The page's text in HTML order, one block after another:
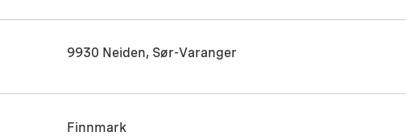
9930 Neiden, Sør-Varanger
Finnmark